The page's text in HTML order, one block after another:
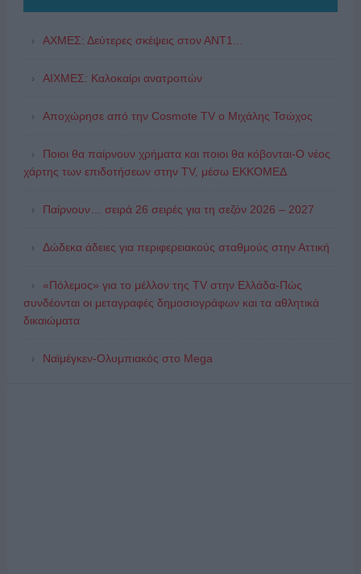
ΑΧΜΕΣ: Δεύτερες σκέψεις στον ΑΝΤ1...
ΑΙΧΜΕΣ: Καλοκαίρι ανατροπών
Αποχώρησε από την Cosmote TV o Μιχάλης Τσώχος
Ποιοι θα παίρνουν χρήματα και ποιοι θα κόβονται-Ο νέος
χάρτης των επιδοτήσεων στην TV, μέσω ΕΚΚΟΜΕΔ
Παίρνουν… σειρά 26 σειρές για τη σεζόν 2026 – 2027
Δώδεκα άδειες για περιφερειακούς σταθμούς στην Αττική
«Πόλεμος» για το μέλλον της TV στην Ελλάδα-Πώς
συνδέονται οι μεταγραφές δημοσιογράφων και τα αθλητικά
δικαιώματα
Ναϊμέγκεν-Ολυμπιακός στο Mega